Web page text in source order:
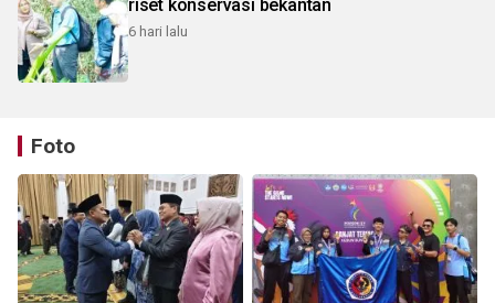
riset konservasi bekantan
6 hari lalu
Foto